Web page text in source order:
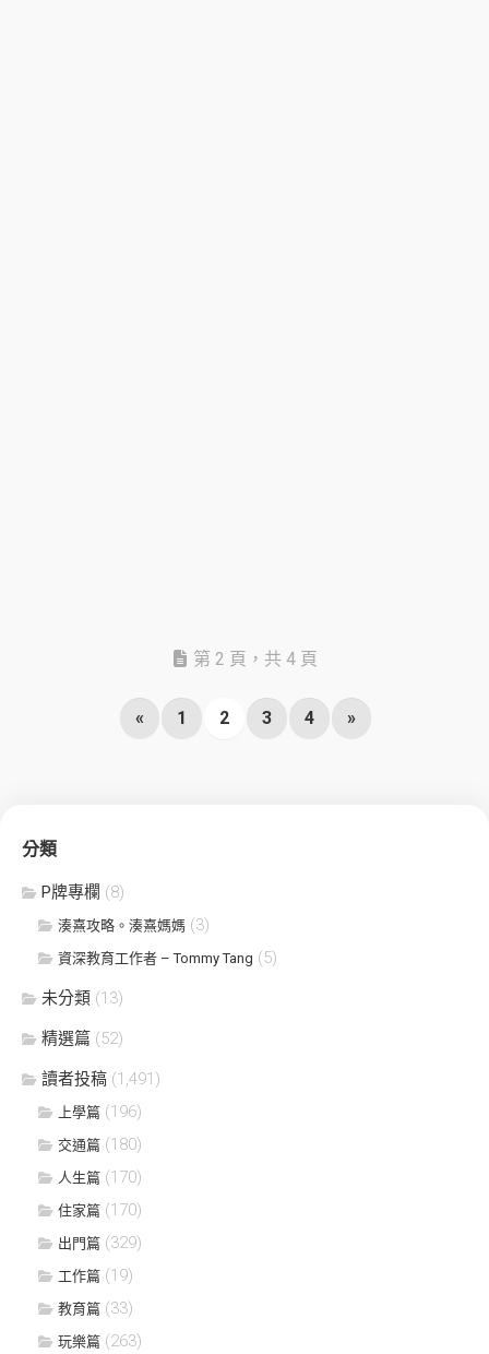
第 2 頁，共 4 頁
« 1 2 3 4 »
分類
P牌專欄 (8)
湊熹攻略。湊熹媽媽 (3)
資深教育工作者 – Tommy Tang (5)
未分類 (13)
精選篇 (52)
讀者投稿 (1,491)
上學篇 (196)
交通篇 (180)
人生篇 (170)
住家篇 (170)
出門篇 (329)
工作篇 (19)
教育篇 (33)
玩樂篇 (263)